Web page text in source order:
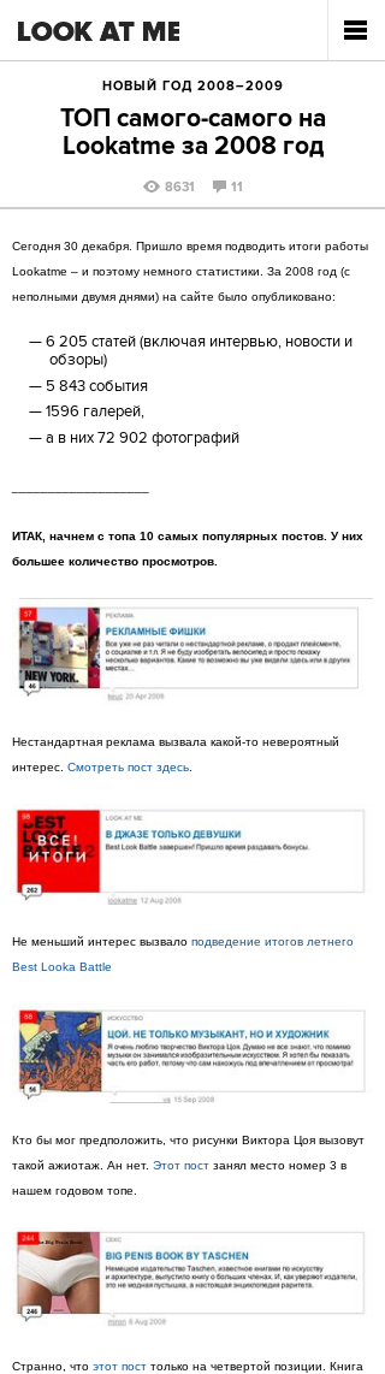
НОВЫЙ ГОД 2008–2009
ТОП самого-самого на
Lookatme за 2008 год
8631 11
Сегодня 30 декабря. Пришло время подводить итоги работы
Lookatme – и поэтому немного статистики. За 2008 год (с
неполными двумя днями) на сайте было опубликовано:
6 205 статей (включая интервью, новости и
обзоры)
5 843 события
1596 галерей,
а в них 72 902 фотографий
ИТАК, начнем с топа 10 самых популярных постов. У них
большее количество просмотров.
Нестандартная реклама вызвала какой-то невероятный
интерес. Смотреть пост здесь
Не меньший интерес вызвало подведение итогов летнего
Best Looka Battle
Кто бы мог предположить, что рисунки Виктора Цоя вызовут
такой ажиотаж. Ан нет. Этот пост занял место номер 3 в
нашем годовом топе.
Странно, что этот пост только на четвертой позиции. Книга